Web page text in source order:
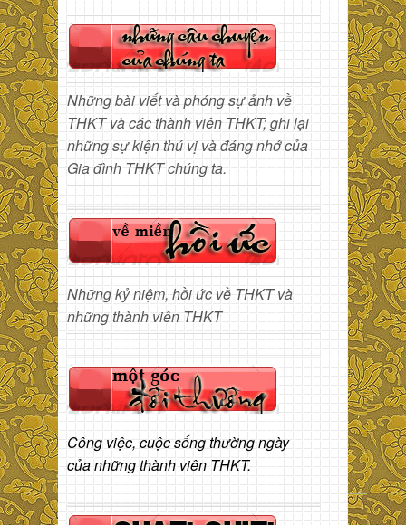
Những bài viết và phóng sự ảnh về
THKT và các thành viên THKT; ghi lại
những sự kiện thú vị và đáng nhớ của
Gia đình THKT chúng ta.
Những kỷ niệm, hồi ức về THKT và
những thành viên THKT
Công việc, cuộc sống thường ngày
của những thành viên THKT.